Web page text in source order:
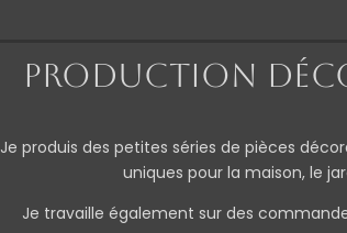
Production
Je produis des petites séries de pièces
uniques pour la maison, le
Je travaille également sur des